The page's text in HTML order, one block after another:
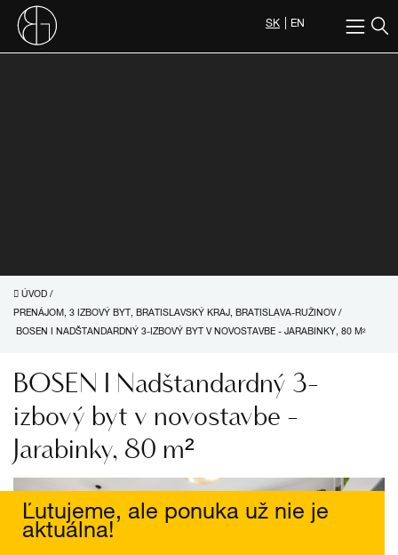
SK EN
ÚVOD /
PRENÁJOM, 3 IZBOVÝ BYT, BRATISLAVSKÝ KRAJ, BRATISLAVA-RUŽINOV /
BOSEN I NADŠTANDARDNÝ 3-IZBOVÝ BYT V NOVOSTAVBE - JARABINKY, 80 M²
BOSEN I Nadštandardný 3-
izbový byt v novostavbe -
Jarabinky, 80 m²
Ľutujeme, ale ponuka už nie je
aktuálna!